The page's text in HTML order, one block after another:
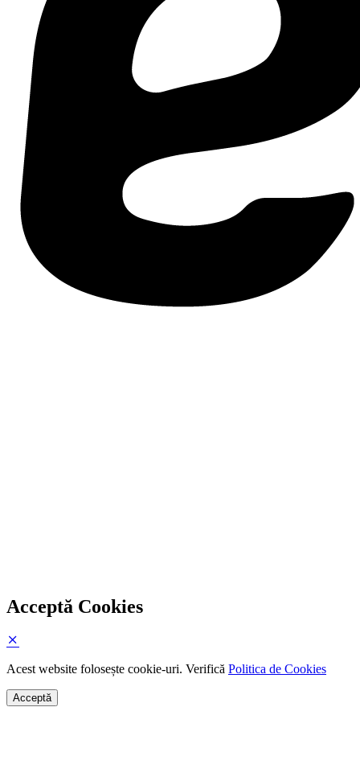
Acceptă Cookies
Acest website folosește cookie-uri. Verifică Politica de Cookies
Acceptă